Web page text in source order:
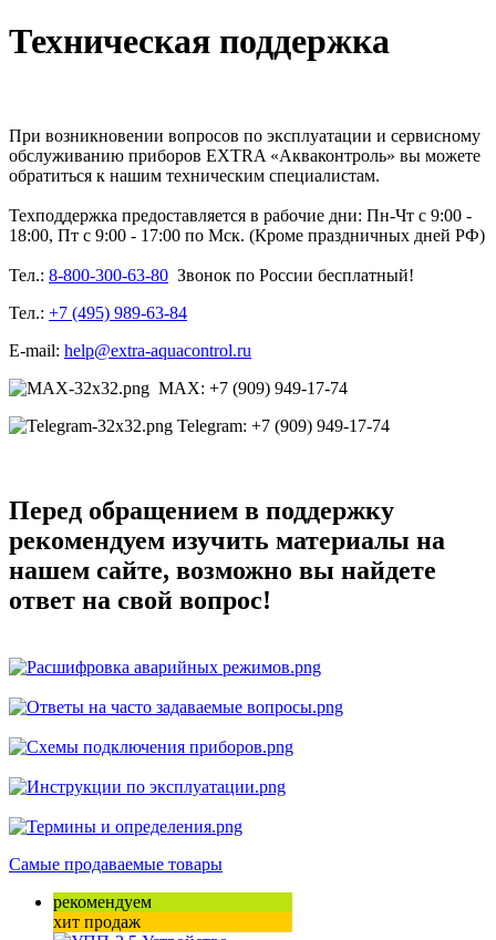
Техническая поддержка
При возникновении вопросов по эксплуатации и сервисному
обслуживанию приборов EXTRA «Акваконтроль» вы можете
обратиться к нашим техническим специалистам.
Техподдержка предоставляется в рабочие дни: Пн-Чт с 9:00 -
18:00, Пт с 9:00 - 17:00 по Мск. (Кроме праздничных дней РФ)
Тел.: 8-800-300-63-80 Звонок по России бесплатный!
Тел.: +7 (495) 989-63-84
E-mail: help@extra-aquacontrol.ru
MAX: +7 (909) 949-17-74
Telegram: +7 (909) 949-17-74
Перед обращением в поддержку
рекомендуем изучить материалы на
нашем сайте, возможно вы найдете
ответ на свой вопрос!
Самые продаваемые товары
рекомендуем
хит продаж